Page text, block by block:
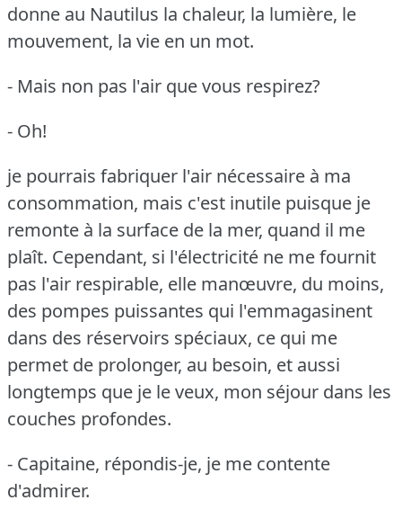
donne au Nautilus la chaleur, la lumière, le
mouvement, la vie en un mot.
- Mais non pas l'air que vous respirez?
- Oh!
je pourrais fabriquer l'air nécessaire à ma
consommation, mais c'est inutile puisque je
remonte à la surface de la mer, quand il me
plaît. Cependant, si l'électricité ne me fournit
pas l'air respirable, elle manœuvre, du moins,
des pompes puissantes qui l'emmagasinent
dans des réservoirs spéciaux, ce qui me
permet de prolonger, au besoin, et aussi
longtemps que je le veux, mon séjour dans les
couches profondes.
- Capitaine, répondis-je, je me contente
d'admirer.